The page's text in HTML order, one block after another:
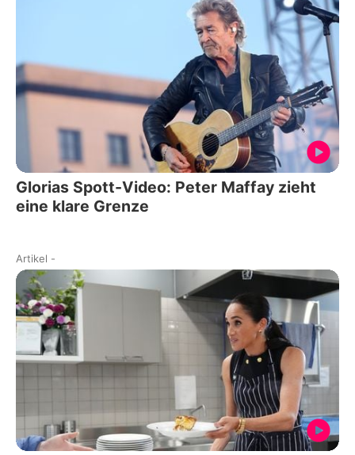
Glorias Spott-Video: Peter Maffay zieht
eine klare Grenze
Artikel -